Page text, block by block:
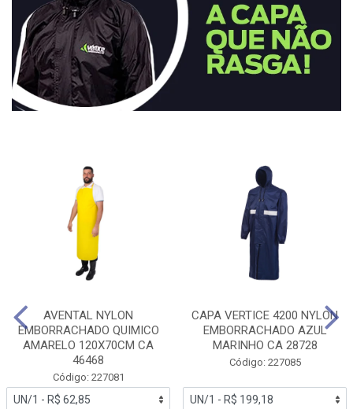
AVENTAL NYLON
EMBORRACHADO QUIMICO
AMARELO 120X70CM CA
46468
Código: 227081
CAPA VERTICE 4200 NYLON
EMBORRACHADO AZUL
MARINHO CA 28728
Código: 227085